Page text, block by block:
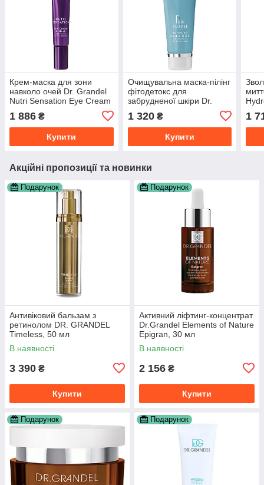
Крем-маска для зони
навколо очей Dr. Grandel
Nutri Sensation Eye Cream
1 886 ₴
Купити
Очищувальна маска-пілінг
фітодетокс для
забрудненої шкіри Dr.
Grandel Puricode Purifying
Peel & Mask, 75 мл
1 320₴
Купити
1
Акційні пропозиції та новинки
Подарунок
Антивіковий бальзам з
ретинолом DR. GRANDEL
Timeless, 50 мл
В наявності
3 390 ₴
Купити
Подарунок
Активний ліфтинг-концентрат
Dr.Grandel Elements of Nature
Epigran, 30 мл
В наявності
2 156 ₴
Купити
Подарунок Подарунок